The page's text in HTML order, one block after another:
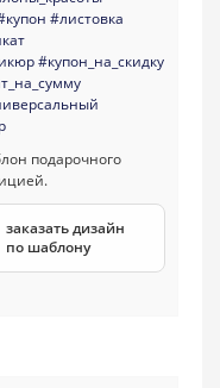
#листовка
#купон_на_скидку
заказать дизайн
по шаблону